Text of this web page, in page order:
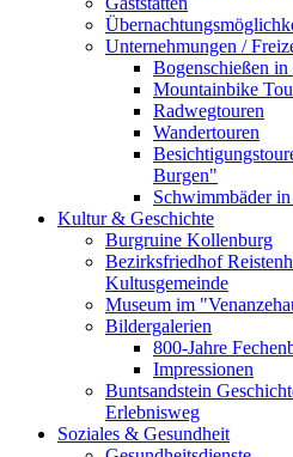
Unternehmungen /
Bogenschießen
Mountainbike
Radwegtouren
Wandertouren
Burgen"
Schwimmbäder
Kultur & Geschichte
Burgruine Kollenburg
Bezirksfriedhof
Kultusgemeinde
Museum im
Bildergalerien
800-Jahre
Impressionen
Buntsandstein
Erlebnisweg
Soziales & Gesundheit